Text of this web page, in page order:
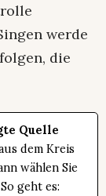
werde
die
Quelle
dem Kreis
wählen Sie
geht es: